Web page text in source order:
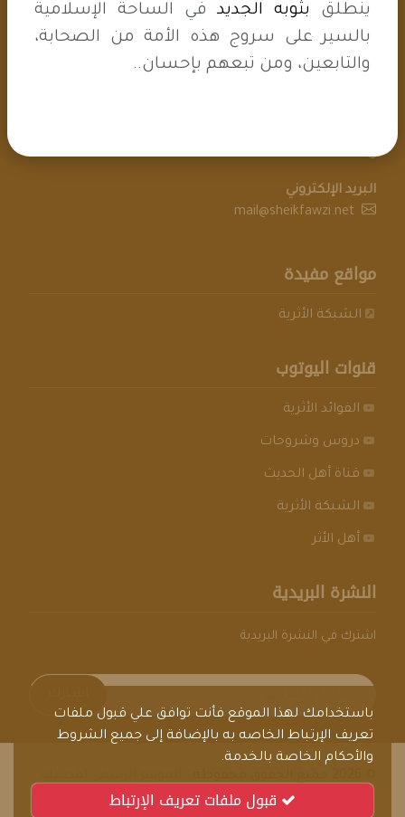
ينطلق
بثوبه الجديد في الساحة الإسلامية
بالسير على سروج هذه الأمة من الصحابة،
والتابعين، ومن تبعهم بإحسان..
بيانات الإتصال
+97336799883
البريد الإلكتروني
mail@sheikfawzi.net
مواقع مفيدة
الشبكة الأثرية
قنوات اليوتوب
الفوائد الأثرية
دروس وشروحات
قناة أهل الحديث
الشبكة الأثرية
أهل الأثر
النشرة البريدية
اشترك في النشرة البريدية
الشيخ العلامة فوزي بن عبدالله بن محمد الحميدي الأثري
باستخدامك لهذا الموقع فأنت توافق علي قبول ملفات
تعريف الإرتباط الخاصه به بالإضافة إلى جميع الشروط
والأحكام الخاصة بالخدمة.
قبول ملفات تعريف الإرتباط